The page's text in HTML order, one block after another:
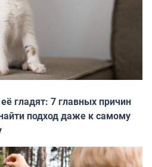
гладят: 7 главных причин
подход даже к самому